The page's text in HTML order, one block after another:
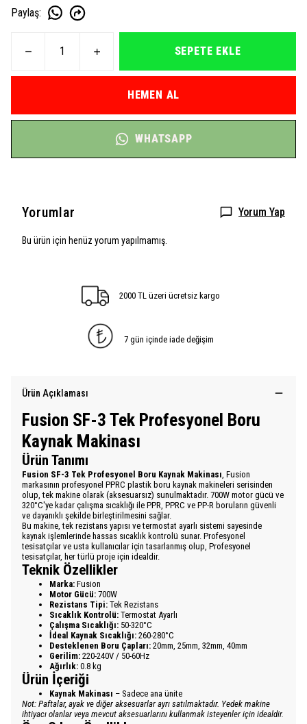
Paylaş:
SEPETE EKLE
HEMEN AL
WHATSAPP
Yorumlar Yorum Yap
Bu ürün için henüz yorum yapılmamış.
2000 TL üzeri ücretsiz kargo
7 gün içinde iade değişim
Ürün Açıklaması
Fusion SF-3 Tek Profesyonel Boru
Kaynak Makinası
Ürün Tanımı
Fusion SF-3 Tek Profesyonel Boru Kaynak Makinası, Fusion
markasının profesyonel PPRC plastik boru kaynak makineleri serisinden
olup, tek makine olarak (aksesuarsız) sunulmaktadır. 700W motor gücü ve
320°C'ye kadar çalışma sıcaklığı ile PPR, PPRC ve PP-R boruların güvenli
ve dayanıklı şekilde birleştirilmesini sağlar.
Bu makine, tek rezistans yapısı ve termostat ayarlı sistemi sayesinde
kaynak işlemlerinde hassas sıcaklık kontrolü sunar. Profesyonel
tesisatçılar ve usta kullanıcılar için tasarlanmış olup, Profesyonel
tesisatçılar, her türlü proje için idealdir.
Teknik Özellikler
Marka: Fusion
Motor Gücü: 700W
Rezistans Tipi: Tek Rezistans
Sıcaklık Kontrolü: Termostat Ayarlı
Çalışma Sıcaklığı: 50-320°C
İdeal Kaynak Sıcaklığı: 260-280°C
Desteklenen Boru Çapları: 20mm, 25mm, 32mm, 40mm
Gerilim: 220-240V / 50-60Hz
Ağırlık: 0.8 kg
Ürün İçeriği
Kaynak Makinası – Sadece ana ünite
Not: Paftalar, ayak ve diğer aksesuarlar ayrı satılmaktadır. Yedek makine
ihtiyacı olanlar veya mevcut aksesuarlarını kullanmak isteyenler için idealdir.